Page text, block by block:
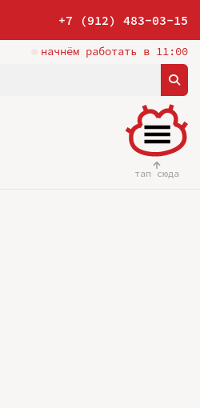
+7 (912) 483-03-15
начнём работать в 11:00
тап сюда